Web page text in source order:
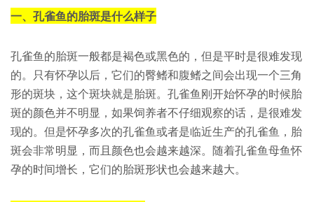
一、孔雀鱼的胎斑是什么样子
孔雀鱼的胎斑一般都是褐色或黑色的，但是平时是很难发现
的。只有怀孕以后，它们的臀鳍和腹鳍之间会出现一个三角
形的斑块，这个斑块就是胎斑。孔雀鱼刚开始怀孕的时候胎
斑的颜色并不明显，如果饲养者不仔细观察的话，是很难发
现的。但是怀孕多次的孔雀鱼或者是临近生产的孔雀鱼，胎
斑会非常明显，而且颜色也会越来越深。随着孔雀鱼母鱼怀
孕的时间增长，它们的胎斑形状也会越来越大。